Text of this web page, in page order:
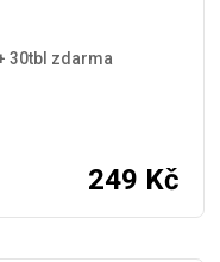
30tbl zdarma
249 Kč